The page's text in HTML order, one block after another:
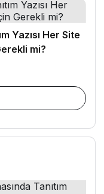
Yazısı Her Site
mi?